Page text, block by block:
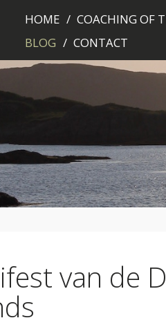
HOME COACHING OF
BLOG
CONTACT
van de